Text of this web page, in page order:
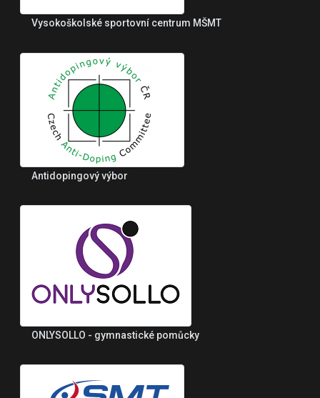
Vysokoškolské sportovní centrum MŠMT
Antidopingový výbor
ONLYSOLLO - gymnastické pomůcky